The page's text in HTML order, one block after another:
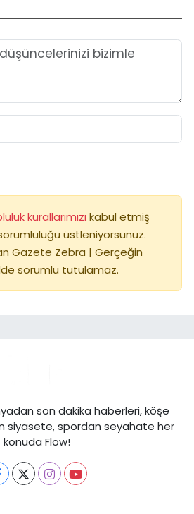
kurallarımızı kabul etmiş
üstleniyorsunuz.
Gazete Zebra | Gerçeğin
sorumlu tutulamaz.
son dakika haberleri, köşe
siyasete, spordan seyahate her
konuda Flow!